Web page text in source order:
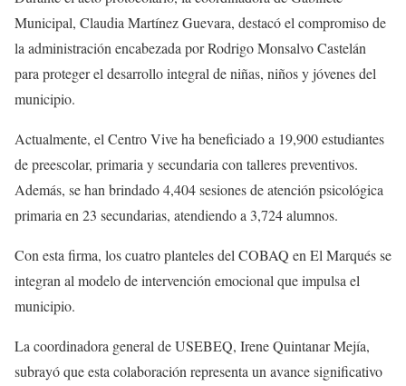
Municipal, Claudia Martínez Guevara, destacó el compromiso de
la administración encabezada por Rodrigo Monsalvo Castelán
para proteger el desarrollo integral de niñas, niños y jóvenes del
municipio.
Actualmente, el Centro Vive ha beneficiado a 19,900 estudiantes
de preescolar, primaria y secundaria con talleres preventivos.
Además, se han brindado 4,404 sesiones de atención psicológica
primaria en 23 secundarias, atendiendo a 3,724 alumnos.
Con esta firma, los cuatro planteles del COBAQ en El Marqués se
integran al modelo de intervención emocional que impulsa el
municipio.
La coordinadora general de USEBEQ, Irene Quintanar Mejía,
subrayó que esta colaboración representa un avance significativo